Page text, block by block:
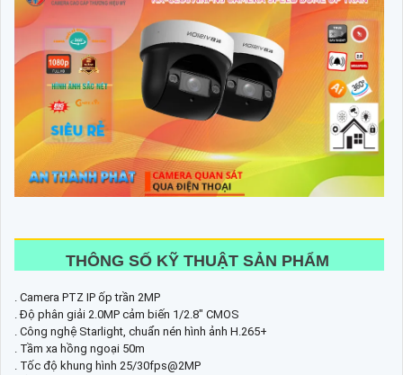
THÔNG SỐ KỸ THUẬT SẢN PHẨM
. Camera PTZ IP ốp trần 2MP
. Độ phân giải 2.0MP cảm biến 1/2.8" CMOS
. Công nghệ Starlight, chuẩn nén hình ảnh H.265+
. Tầm xa hồng ngoại 50m
. Tốc độ khung hình 25/30fps@2MP